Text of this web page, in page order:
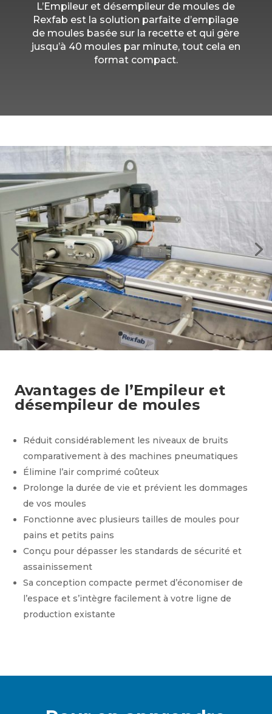
L’Empileur et désempileur de moules de
Rexfab est la solution parfaite d’empilage
de moules basée sur la recette et qui gère
jusqu’à 40 moules par minute, tout cela en
format compact.
Avantages de l’Empileur et
désempileur de moules
Réduit considérablement les niveaux de bruits
comparativement à des machines pneumatiques
Élimine l’air comprimé coûteux
Prolonge la durée de vie et prévient les dommages
de vos moules
Fonctionne avec plusieurs tailles de moules pour
pains et petits pains
Conçu pour dépasser les standards de sécurité et
assainissement
Sa conception compacte permet d’économiser de
l’espace et s’intègre facilement à votre ligne de
production existante